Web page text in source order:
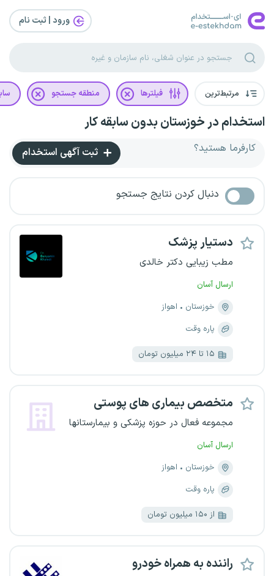
ورود | ثبت‌ نام
مرتبط‌ترین فیلترها منطقه جستجو
استخدام در خوزستان بدون سابقه کار
کارفرما هستید؟ ثبت آگهی استخدام
دنبال کردن نتایج جستجو
دستیار پزشک
مطب زیبایی دکتر خالدی
ارسال آسان
خوزستان
اهواز
پاره وقت
۱۵ تا ۲۴ میلیون تومان
متخصص بیماری های پوستی
مجموعه فعال در حوزه پزشکی و بیمارستانها
ارسال آسان
خوزستان
اهواز
پاره وقت
از ۱۵۰ میلیون تومان
راننده به همراه خودرو